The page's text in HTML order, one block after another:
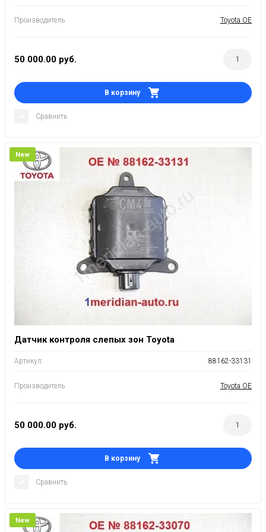
Производитель Toyota OE
50 000.00 руб.
В корзину
Сравнить
New
Датчик контроля слепых зон Toyota
Артикул: 88162-33131
Производитель Toyota OE
50 000.00 руб.
В корзину
Сравнить
New